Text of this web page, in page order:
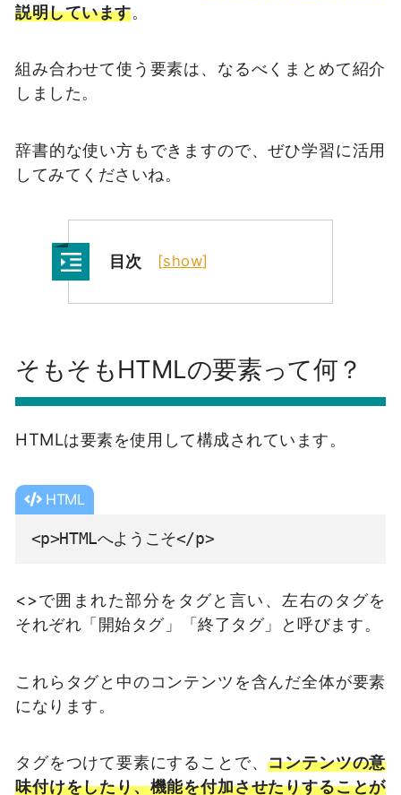
説明しています。
組み合わせて使う要素は、なるべくまとめて紹介
しました。
辞書的な使い方もできますので、ぜひ学習に活用
してみてくださいね。
目次 [show]
そもそもHTMLの要素って何？
HTMLは要素を使用して構成されています。
HTML
<p>HTMLへようこそ</p>
<>で囲まれた部分をタグと言い、左右のタグを
それぞれ「開始タグ」「終了タグ」と呼びます。
これらタグと中のコンテンツを含んだ全体が要素
になります。
タグをつけて要素にすることで、コンテンツの意
味付けをしたり、機能を付加させたりすることが